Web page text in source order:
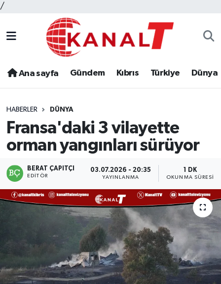
/
Ana sayfa Gündem Kıbrıs Türkiye Dünya
HABERLER DÜNYA
Fransa'daki 3 vilayette
orman yangınları sürüyor
BERAT ÇAPITÇI
EDITÖR
03.07.2026 - 20:35
YAYINLANMA
1 DK
OKUNMA SÜRESI